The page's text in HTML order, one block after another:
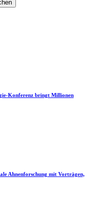
Konferenz bringt Millionen
Ahnenforschung mit Vorträgen,